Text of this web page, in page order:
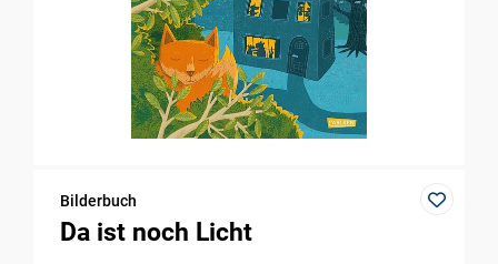
Bilderbuch
Da ist noch Licht